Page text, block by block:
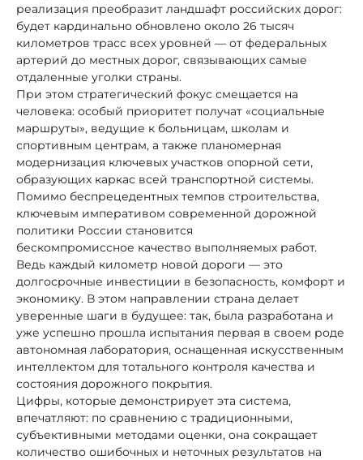
реализация преобразит ландшафт российских дорог:
будет кардинально обновлено около 26 тысяч
километров трасс всех уровней — от федеральных
артерий до местных дорог, связывающих самые
отдаленные уголки страны.
При этом стратегический фокус смещается на
человека: особый приоритет получат «социальные
маршруты», ведущие к больницам, школам и
спортивным центрам, а также планомерная
модернизация ключевых участков опорной сети,
образующих каркас всей транспортной системы.
Помимо беспрецедентных темпов строительства,
ключевым императивом современной дорожной
политики России становится
бескомпромиссное качество выполняемых работ.
Ведь каждый километр новой дороги — это
долгосрочные инвестиции в безопасность, комфорт и
экономику. В этом направлении страна делает
уверенные шаги в будущее: так, была разработана и
уже успешно прошла испытания первая в своем роде
автономная лаборатория, оснащенная искусственным
интеллектом для тотального контроля качества и
состояния дорожного покрытия.
Цифры, которые демонстрирует эта система,
впечатляют: по сравнению с традиционными,
субъективными методами оценки, она сокращает
количество ошибочных и неточных результатов на